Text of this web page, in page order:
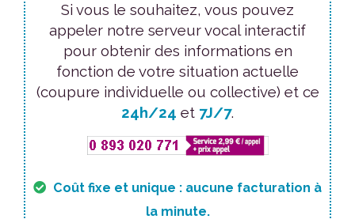
Si vous le souhaitez, vous pouvez
appeler notre serveur vocal interactif
pour obtenir des informations en
fonction de votre situation actuelle
(coupure individuelle ou collective) et ce
24h/24 et 7J/7.
Coût fixe et unique : aucune facturation à
la minute.